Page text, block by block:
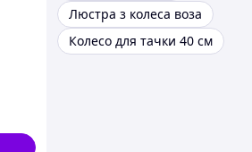
Люстра з колеса воза
Колесо для тачки 40 см